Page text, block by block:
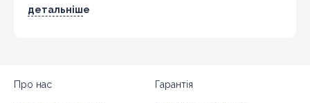
Бердичів, Житомир, Новоград-Волинський,
Коростень,
детальніше
Про нас Гарантія